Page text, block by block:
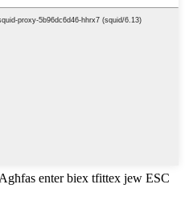
Agħfas enter biex tfittex jew ESC